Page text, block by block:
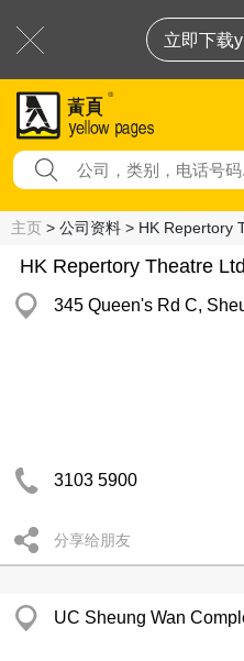
立即下载
主页 > 公司资料 > HK Repertory
HK Repertory Theatre Ltd
345 Queen's Rd C,
3103 5900
分享给朋友
UC Sheung Wan